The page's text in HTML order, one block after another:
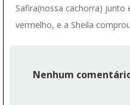
Safira(nossa cachorra) junto
vermelho, e a Sheila
Nenhum